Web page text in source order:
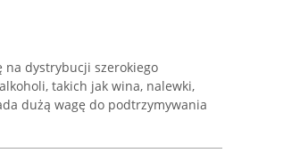
dystrybucji szerokiego
takich jak wina, nalewki,
dużą wagę do podtrzymywania